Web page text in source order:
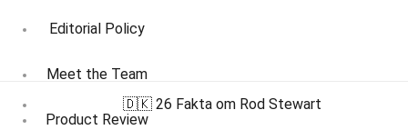
Editorial Policy
Meet the Team
Product Review
🇩🇰 26 Fakta om Rod Stewart